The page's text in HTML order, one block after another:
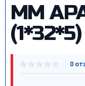
ММ
(1*32*5)
0